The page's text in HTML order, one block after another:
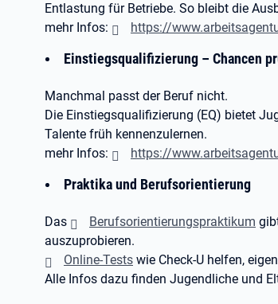
Entlastung für Betriebe. So bleibt die
mehr Infos:
https://
Einstiegsqualifizierung – Chancen
Manchmal passt der Beruf nicht.
Die Einstiegsqualifizierung (EQ) bietet
Talente früh kennenzulernen.
mehr Infos:
https://
Praktika und Berufsorientierung
Das Berufsorientierungspraktikum
auszuprobieren.
Online-Tests wie Check-U helfen,
Alle Infos dazu finden Jugendliche und